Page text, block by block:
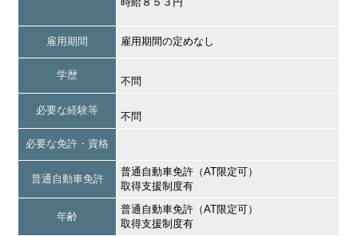
雇用期間 雇用期間の定めなし
学歴
不問
必要な経験等
不問
必要な免許・資格
普通自動車免許
普通自動車免許（AT限定可）
取得支援制度有
年齢
普通自動車免許（AT限定可）
取得支援制度有